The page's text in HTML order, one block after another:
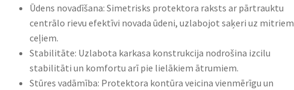
Ūdens novadīšana: Simetrisks protektora raksts ar pārtrauktu
centrālo rievu efektīvi novada ūdeni, uzlabojot saķeri uz mitriem
ceļiem.​
Stabilitāte: Uzlabota karkasa konstrukcija nodrošina izcilu
stabilitāti un komfortu arī pie lielākiem ātrumiem.​
Stūres vadāmība: Protektora kontūra veicina vienmērīgu un